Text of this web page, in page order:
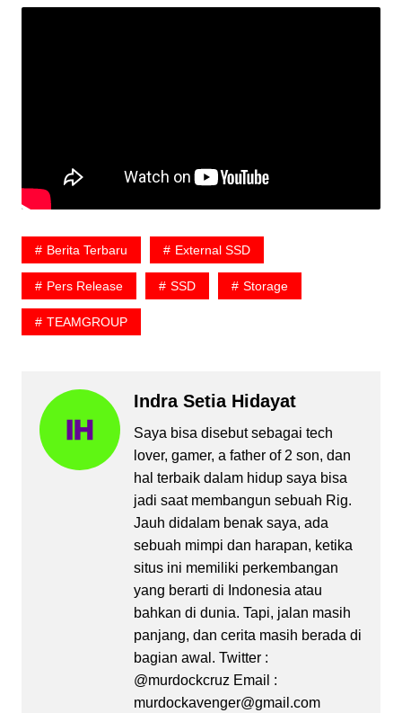
Berita Terbaru External SSD
Pers Release SSD Storage
TEAMGROUP
Indra Setia Hidayat
Saya bisa disebut sebagai tech
lover, gamer, a father of 2 son, dan
hal terbaik dalam hidup saya bisa
jadi saat membangun sebuah Rig.
Jauh didalam benak saya, ada
sebuah mimpi dan harapan, ketika
situs ini memiliki perkembangan
yang berarti di Indonesia atau
bahkan di dunia. Tapi, jalan masih
panjang, dan cerita masih berada di
bagian awal. Twitter :
@murdockcruz Email :
murdockavenger@gmail.com